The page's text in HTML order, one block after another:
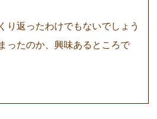
り返ったわけでもないでしょう
ったのか、興味あるところで